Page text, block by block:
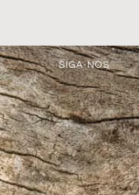
SIGA-NOS